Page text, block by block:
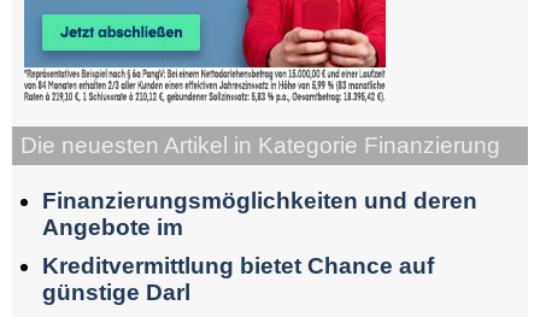
Die neuesten Artikel in Kategorie Finanzierung
Finanzierungsmöglichkeiten und deren
Angebote im
Kreditvermittlung bietet Chance auf
günstige Darl